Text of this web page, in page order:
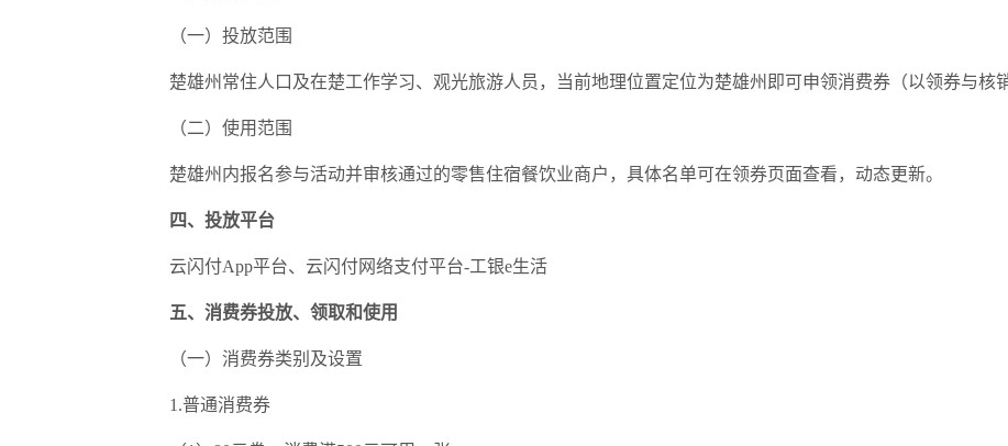
（一）投放范围
楚雄州常住人口及在楚工作学习、观光旅游人员，当前地理位置定位为楚雄州即可申领消费券（以领券与核
（二）使用范围
楚雄州内报名参与活动并审核通过的零售住宿餐饮业商户，具体名单可在领券页面查看，动态更新。
四、投放平台
云闪付App平台、云闪付网络支付平台-工银e生活
五、消费券投放、领取和使用
（一）消费券类别及设置
1.普通消费券